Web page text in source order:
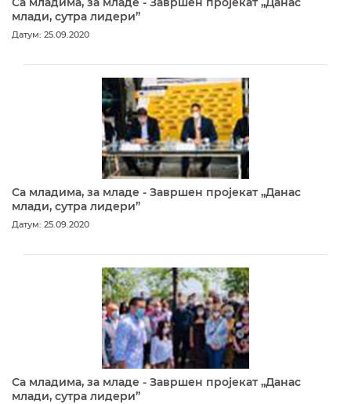
млади, сутра лидери”
Датум: 25.09.2020
Са младима, за младе - Завршен пројекат „Данас
млади, сутра лидери”
Датум: 25.09.2020
Са младима, за младе - Завршен пројекат „Данас
млади, сутра лидери”